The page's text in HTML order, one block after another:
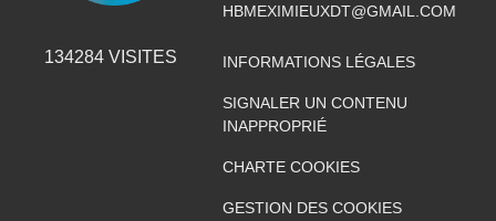
134284 VISITES
HBMEXIMIEUXDT@GMAIL.COM
INFORMATIONS LÉGALES
SIGNALER UN CONTENU
INAPPROPRIÉ
CHARTE COOKIES
GESTION DES COOKIES